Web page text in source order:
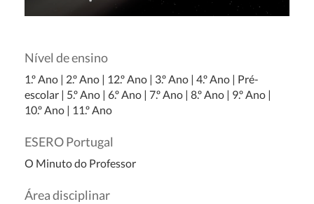
Nível de ensino
1.º Ano | 2.º Ano | 12.º Ano | 3.º Ano | 4.º Ano | Pré-
escolar | 5.º Ano | 6.º Ano | 7.º Ano | 8.º Ano | 9.º Ano |
10.º Ano | 11.º Ano
ESERO Portugal
O Minuto do Professor
Área disciplinar